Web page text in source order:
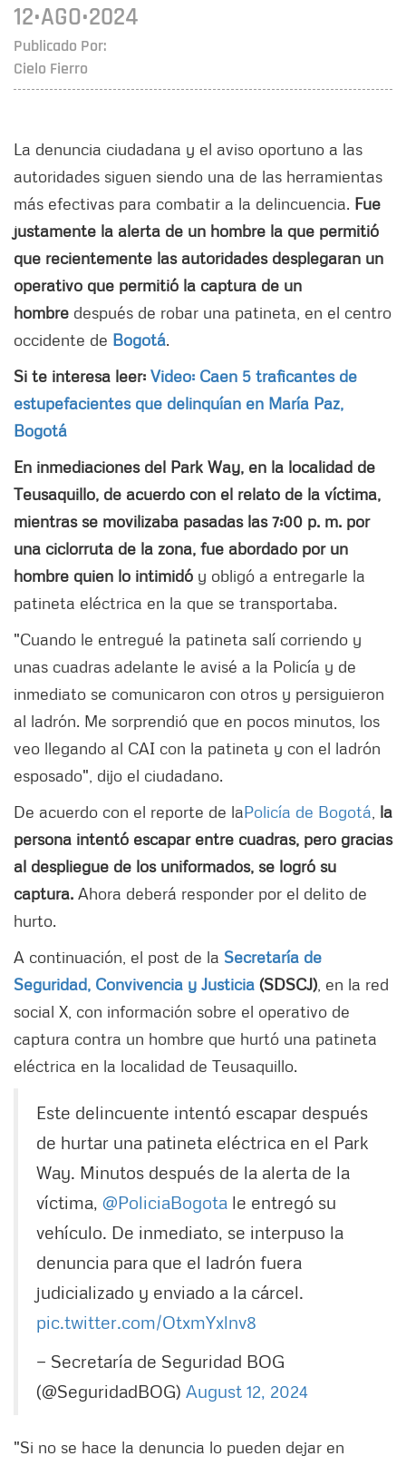
Publicado Por:
Cielo Fierro
12•AGO•2024
La denuncia ciudadana y el aviso oportuno a las
autoridades siguen siendo una de las herramientas
más efectivas para combatir a la delincuencia. Fue
justamente la alerta de un hombre la que permitió
que recientemente las autoridades desplegaran un
operativo que permitió la captura de un
hombre después de robar una patineta, en el centro
occidente de Bogotá.
Si te interesa leer: Video: Caen 5 traficantes de
estupefacientes que delinquían en María Paz,
Bogotá
En inmediaciones del Park Way, en la localidad de
Teusaquillo, de acuerdo con el relato de la víctima,
mientras se movilizaba pasadas las 7:00 p. m. por
una ciclorruta de la zona, fue abordado por un
hombre quien lo intimidó y obligó a entregarle la
patineta eléctrica en la que se transportaba.
"Cuando le entregué la patineta salí corriendo y
unas cuadras adelante le avisé a la Policía y de
inmediato se comunicaron con otros y persiguieron
al ladrón. Me sorprendió que en pocos minutos, los
veo llegando al CAI con la patineta y con el ladrón
esposado", dijo el ciudadano.
De acuerdo con el reporte de laPolicía de Bogotá la
persona intentó escapar entre cuadras, pero gracias
al despliegue de los uniformados, se logró su
captura. Ahora deberá responder por el delito de
hurto.
A continuación, el post de la Secretaría de
Seguridad, Convivencia y Justicia (SDSCJ) , en la red
social X, con información sobre el operativo de
captura contra un hombre que hurtó una patineta
eléctrica en la localidad de Teusaquillo.
Este delincuente intentó escapar después
de hurtar una patineta eléctrica en el Park
Way. Minutos después de la alerta de la
víctima, @PoliciaBogota le entregó su
vehículo. De inmediato, se interpuso la
denuncia para que el ladrón fuera
judicializado y enviado a la cárcel.
pic.twitter.com/OtxmYxlnv8
— Secretaría de Seguridad BOG
(@SeguridadBOG) August 12, 2024
"Si no se hace la denuncia lo pueden dejar en